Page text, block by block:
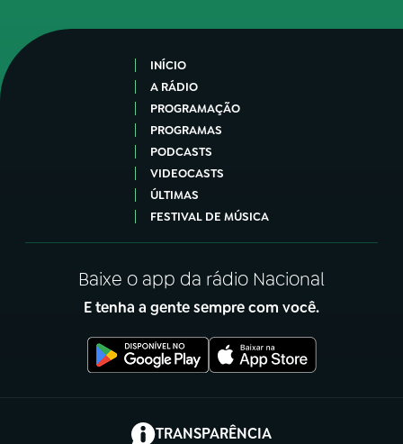
INÍCIO
A RÁDIO
PROGRAMAÇÃO
PROGRAMAS
PODCASTS
VIDEOCASTS
ÚLTIMAS
FESTIVAL DE MÚSICA
Baixe o app da rádio Nacional
E tenha a gente sempre com você.
TRANSPARÊNCIA
(abre em nova aba)